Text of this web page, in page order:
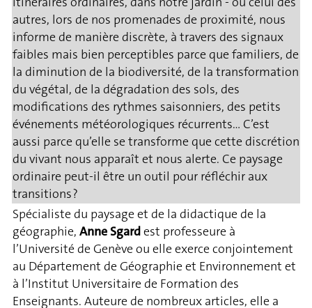
autres, lors de nos promenades de proximité, nous
informe de manière discrète, à travers des signaux
faibles mais bien perceptibles parce que familiers, de
la diminution de la biodiversité, de la transformation
du végétal, de la dégradation des sols, des
modifications des rythmes saisonniers, des petits
événements météorologiques récurrents… C’est
aussi parce qu’elle se transforme que cette discrétion
du vivant nous apparaît et nous alerte. Ce paysage
ordinaire peut-il être un outil pour réfléchir aux
transitions ?
Spécialiste du paysage et de la didactique de la
géographie, Anne Sgardest professeure à
l’Université de Genève ou elle exerce conjointement
au Département de Géographie et Environnement et
à l’Institut Universitaire de Formation des
Enseignants. Auteure de nombreux articles, elle a